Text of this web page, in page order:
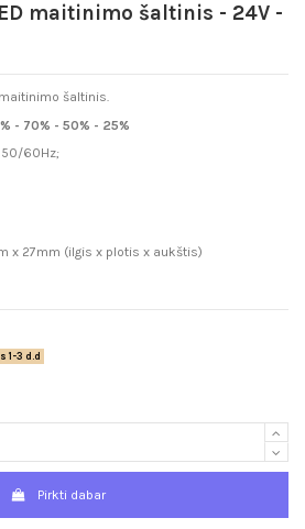
maitinimo šaltinis - 24V -
maitinimo šaltinis.
- 70% - 50% - 25%
50/60Hz;
x 27mm (ilgis x plotis x aukštis)
1-3 d.d
Pirkti dabar